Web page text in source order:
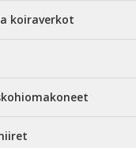
koiraverkot